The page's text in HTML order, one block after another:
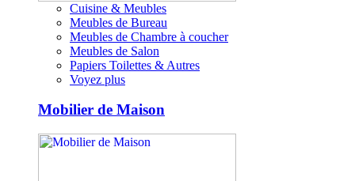
Cuisine & Meubles
Meubles de Bureau
Meubles de Chambre à coucher
Meubles de Salon
Papiers Toilettes & Autres
Voyez plus
Mobilier de Maison